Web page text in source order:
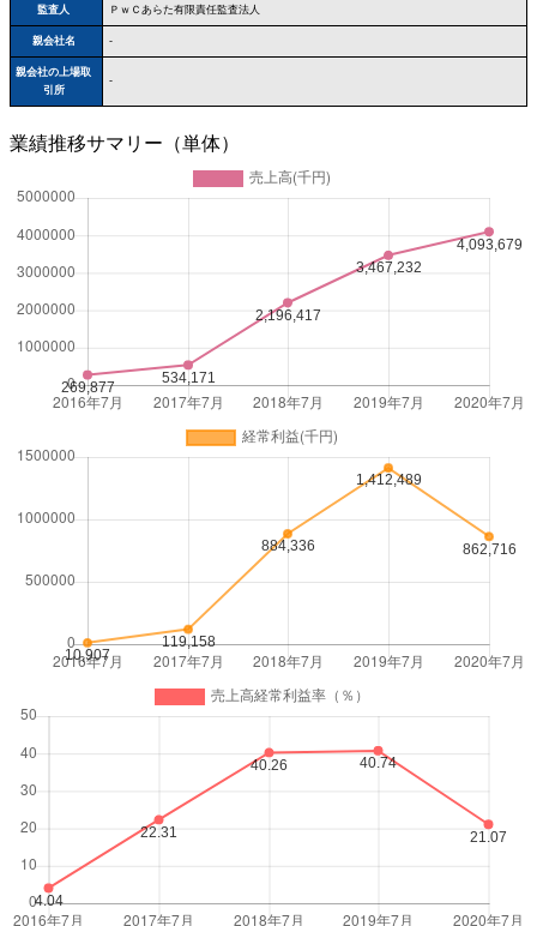
監査人 ＰｗＣあらた有限責任監査法人
親会社名 -
親会社の上場取
引所
-
業績推移サマリー（単体）